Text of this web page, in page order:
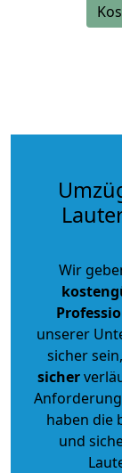
Wir
unserer
sicher
sicher
haben die
und